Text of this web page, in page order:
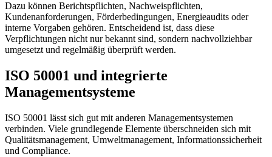
Dazu können Berichtspflichten, Nachweispflichten,
Kundenanforderungen, Förderbedingungen, Energieaudits oder
interne Vorgaben gehören. Entscheidend ist, dass diese
Verpflichtungen nicht nur bekannt sind, sondern nachvollziehbar
umgesetzt und regelmäßig überprüft werden.
ISO 50001 und integrierte
Managementsysteme
ISO 50001 lässt sich gut mit anderen Managementsystemen
verbinden. Viele grundlegende Elemente überschneiden sich mit
Qualitätsmanagement, Umweltmanagement, Informationssicherheit
und Compliance.